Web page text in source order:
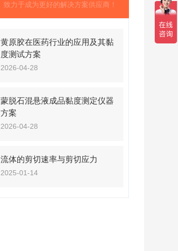
致力于成为更好的解决方案供应商！
黄原胶在医药行业的应用及其黏
度测试方案
2026-04-28
蒙脱石混悬液成品黏度测定仪器
方案
2026-04-28
流体的剪切速率与剪切应力
2025-01-14